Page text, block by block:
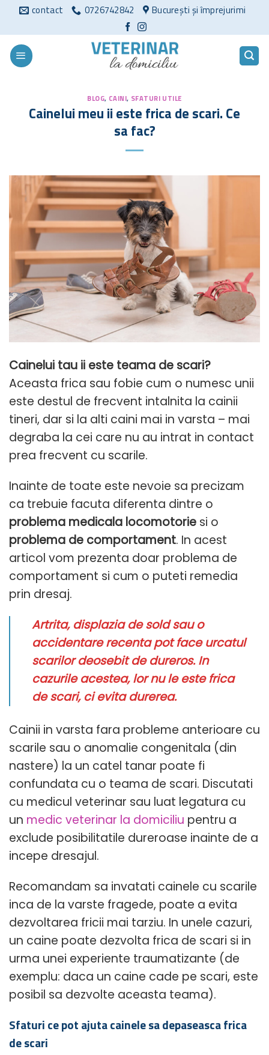
conținut
contact 0726742842 București și împrejurimi
BLOG, CAINI, SFATURI UTILE
Cainelui meu ii este frica de scari. Ce
sa fac?
Cainelui tau ii este teama de scari?
Aceasta frica sau fobie cum o numesc unii
este destul de frecvent intalnita la cainii
tineri, dar si la alti caini mai in varsta – mai
degraba la cei care nu au intrat in contact
prea frecvent cu scarile.
Inainte de toate este nevoie sa precizam
ca trebuie facuta diferenta dintre o
problema medicala locomotorie si o
problema de comportament. In acest
articol vom prezenta doar problema de
comportament si cum o puteti remedia
prin dresaj.
Artrita, displazia de sold sau o
accidentare recenta pot face urcatul
scarilor deosebit de dureros.In
cazurile acestea, lor nu le este frica
de scari, ci evita durerea.
Cainii in varsta fara probleme anterioare cu
scarile sau o anomalie congenitala (din
nastere) la un catel tanar poate fi
confundata cu o teama de scari. Discutati
cu medicul veterinar sau luat legatura cu
un medic veterinar la domiciliu pentru a
exclude posibilitatile dureroase inainte de a
incepe dresajul.
Recomandam sa invatati cainele cu scarile
inca de la varste fragede, poate a evita
dezvoltarea fricii mai tarziu. In unele cazuri,
un caine poate dezvolta frica de scari si in
urma unei experiente traumatizante (de
exemplu: daca un caine cade pe scari, este
posibil sa dezvolte aceasta teama).
Sfaturi ce pot ajuta cainele sa depaseasca frica
de scari